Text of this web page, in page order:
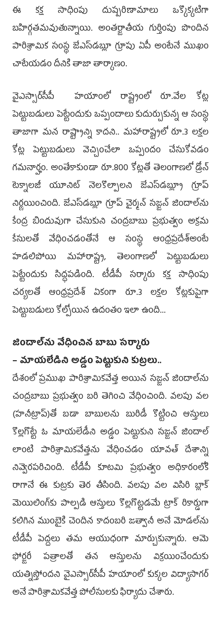
ఈ కక్ష సాధింపు దుష్పరిణామాలు ఒక్కొ­క్కటిగా
బహిర్గతమవుతున్నాయి. అంతర్జాతీయ గుర్తింపు పొందిన
పారిశ్రామిక సంస్థ జేఎస్‌డబ్లూ గ్రూపు ఏపీ అంటేనే ముఖం
చాటేయడం దీనికి తాజా తార్కాణం.
వైఎస్సార్‌సీపీ హయాంలో రాష్ట్రంలో రూ.వేల కోట్ల
పెట్టుబడులు పెట్టేందుకు ఒప్పందాలు కుదుర్చుకున్న ఆ సంస్థ
తాజాగా మన రాష్ట్రాన్ని కాదని.. మహారాష్ట్రలో రూ.3 లక్షల
కోట్ల పెట్టుబడులు వెచ్చించేలా ఒప్పందం చేసుకోవడం
గమనార్హం. అంతేకాకుండా రూ.800 కోట్లతో తెలంగాణలో డ్రోన్‌
టెక్నాలజీ యూనిట్‌ నెలకొల్పాలని జేఎస్‌డబ్ల్యూ గ్రూప్‌
నిర్ణయించింది. జేఎస్‌డబ్లూ గ్రూప్‌ చైర్మన్‌ సజ్జన్‌ జిందాల్‌ను
కేంద్ర బిందువుగా చేసుకుని చంద్రబాబు ప్రభుత్వం అక్రమ
కేసులతో వేధించడంతోనే ఆ సంస్థ ఆంధ్రప్రదేశ్‌అంటే
హడలిపోయి మహారాష్ట్ర, తెలంగాణలో పెట్టుబడులు
పెట్టేందుకు సిద్ధపడింది. టీడీపీ సర్కారు కక్ష సాధింపు
చర్యలతో ఆంధ్రప్రదేశ్‌ ఏకంగా రూ.3 లక్షల కోట్లకుపైగా
పెట్టుబడులు కోల్పోయిన ఉదంతం ఇలా ఉంది...
జిందాల్‌ను వేధించిన బాబు సర్కారు
– మాయలేడిని అడ్డం పెట్టుకుని కుట్రలు..
దేశంలో ప్రముఖ పారిశ్రామికవేత్త అయిన సజ్జన్‌ జిందాల్‌ను
చంద్రబాబు ప్రభుత్వం బరి తెగించి వేధించింది. వలపు వల
(హనీట్రాప్‌)తో బడా బాబులను బురిడీ కొట్టించి ఆస్తులు
కొల్లగొట్టే ఓ మాయలేడీని అడ్డం పెట్టుకుని సజ్జన్‌ జిందాల్‌
లాంటి పారిశ్రామికవేత్తను వేధించడం యావత్‌ దేశాన్ని
నివ్వెరపరిచింది. టీడీపీ కూటమి ప్రభుత్వం అధికారంలోకి
రాగానే ఈ కుట్రకు తెర తీసింది. వలపు వల విసిరి బ్లాక్‌
మెయిలింగ్‌కు పాల్పడి ఆస్తులు కొల్లగొట్టడమే ట్రాక్‌ రికార్డుగా
కలిగిన ముంబైకి చెందిన కాదంబరి జత్వానీ అనే మోడల్‌ను
టీడీపీ పెద్దలు తమ ఆయుధంగా మార్చుకున్నారు. ఆమె
ఫోర్జరీ పత్రాలతో తన ఆస్తులను విక్రయించేందుకు
యత్నిస్తోందని వైఎస్సార్‌సీపీ హయాంలో కుక్కల విద్యాసాగర్‌
అనే పారిశ్రామికవేత్త పోలీసులకు ఫిర్యాదు చేశారు.